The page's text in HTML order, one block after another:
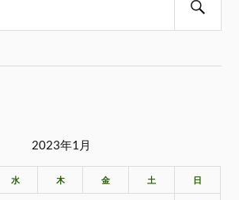
2023年1月
水 木 金 土 日